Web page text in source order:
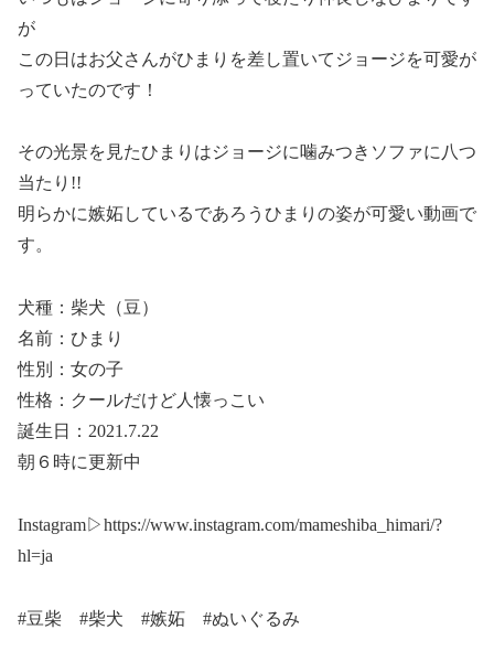
が
この日はお父さんがひまりを差し置いてジョージを可愛が
っていたのです！
その光景を見たひまりはジョージに噛みつきソファに八つ
当たり!!
明らかに嫉妬しているであろうひまりの姿が可愛い動画で
す。
犬種：柴犬（豆）
名前：ひまり
性別：女の子
性格：クールだけど人懐っこい
誕生日：2021.7.22
朝６時に更新中
Instagram▷https://www.instagram.com/mameshiba_himari/?
hl=ja
#豆柴 #柴犬 #嫉妬 #ぬいぐるみ